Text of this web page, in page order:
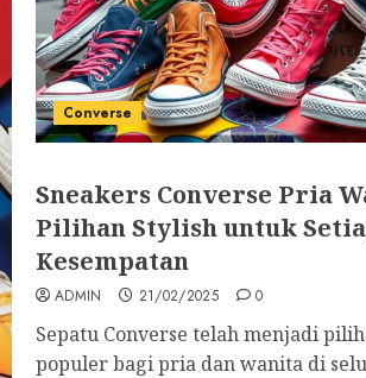
Converse
Sneakers Converse Pria
Pilihan Stylish untuk
Kesempatan
ADMIN 21/02/2025 0
Sepatu Converse telah menjadi
populer bagi pria dan wanita di